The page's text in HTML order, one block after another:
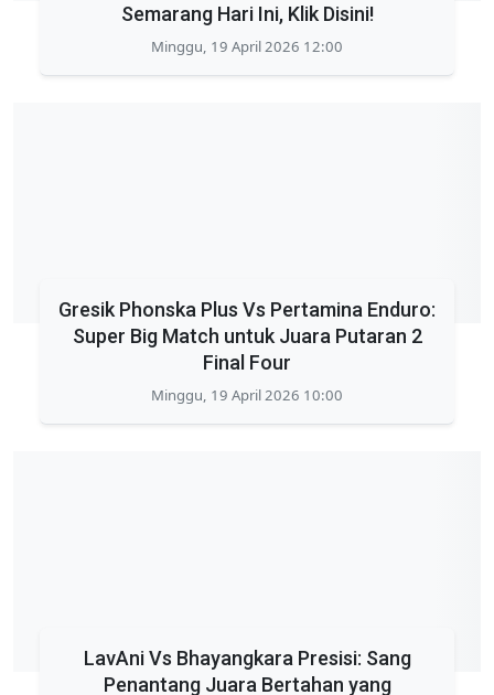
Semarang Hari Ini, Klik Disini!
Minggu, 19 April 2026 12:00
Gresik Phonska Plus Vs Pertamina Enduro:
Super Big Match untuk Juara Putaran 2
Final Four
Minggu, 19 April 2026 10:00
LavAni Vs Bhayangkara Presisi: Sang
Penantang Juara Bertahan yang